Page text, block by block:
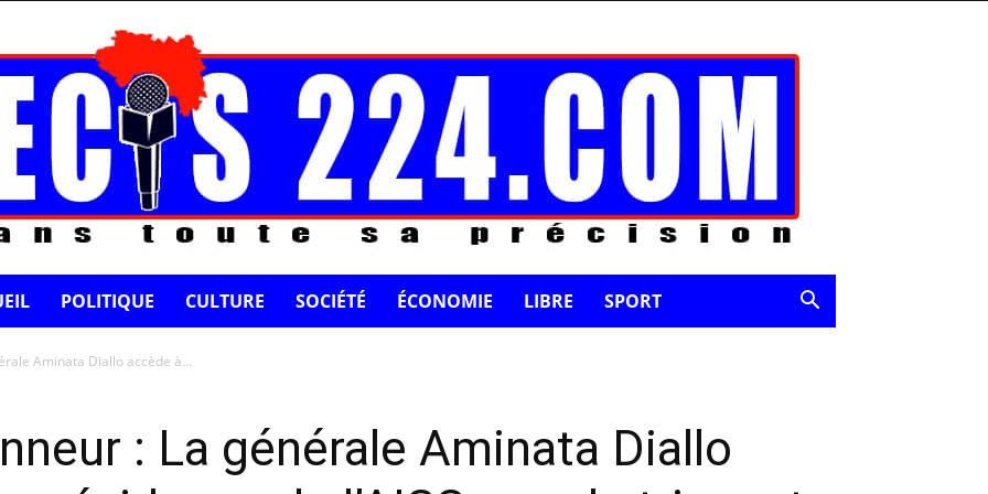
POLITIQUE CULTURE SOCIÉTÉ ÉCONOMIE LIBRE SPORT
Aminata Diallo accède à...
: La générale Aminata Diallo